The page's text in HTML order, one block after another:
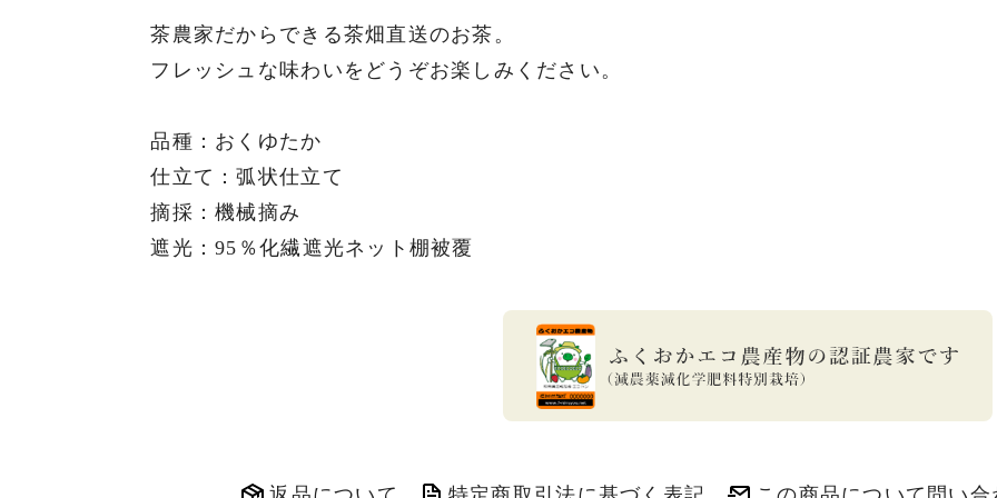
茶農家だからできる茶畑直送のお茶。
フレッシュな味わいをどうぞお楽しみください。
品種：おくゆたか
仕立て：弧状仕立て
摘採：機械摘み
遮光：95％化繊遮光ネット棚被覆